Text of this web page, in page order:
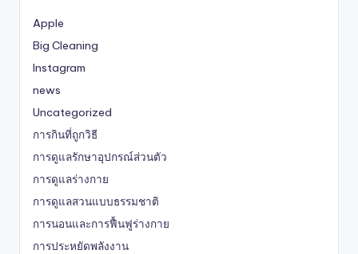
Apple
Big Cleaning
Instagram
news
Uncategorized
การกินที่ถูกวิธี
การดูแลรักษาอุปกรณ์ส่วนตัว
การดูแลร่างกาย
การดูแลสวนแบบธรรมชาติ
การนอนและการฟื้นฟูร่างกาย
การประหยัดพลังงาน